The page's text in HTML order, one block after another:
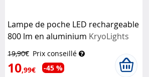
Lampe de poche LED rechargeable
800 lm en aluminium KryoLights
19,90€ Prix conseillé
10,99€ -45 %